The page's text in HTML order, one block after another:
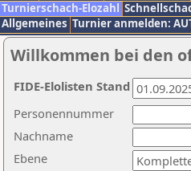
Turnierschach-Elozahl
Allgemeines Turnier anmelden:
Willkommen bei den
Nachname
Ebene
Personennummer
FIDE-Elolisten Stand